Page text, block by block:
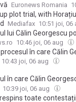
Euronews Romania
plot trial, with
Mediafax 10:51 joi, 06
lui Călin Georgescu
10:46 joi, 06 aug
procesul în care Călin
tentativă de
10:43 joi, 06 aug
în care Călin
de lovitură de stat
legal și a dispus
10:39 joi, 06 aug
respins toate